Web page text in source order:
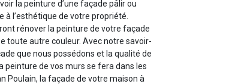
la peinture d’une façade pâlir ou
à l’esthétique de votre propriété.
rénover la peinture de votre façade
toute autre couleur. Avec notre savoir-
que nous possédons et la qualité de
peinture de vos murs se fera dans les
Poulain, la façade de votre maison à